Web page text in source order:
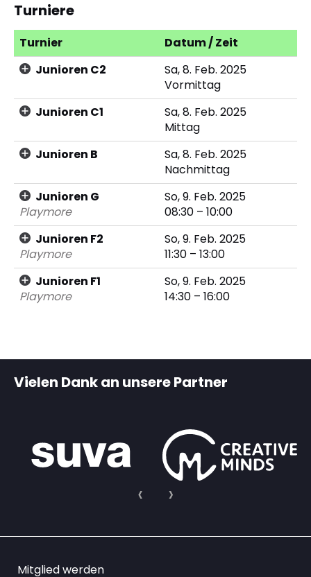
Turniere
Turnier
Datum / Zeit
Junioren C2
Sa, 8. Feb. 2025
Vormittag
Junioren C1
Sa, 8. Feb. 2025
Mittag
Junioren B
Sa, 8. Feb. 2025
Nachmittag
Junioren G
Playmore
So, 9. Feb. 2025
08:30 – 10:00
Junioren F2
Playmore
So, 9. Feb. 2025
11:30 – 13:00
Junioren F1
Playmore
So, 9. Feb. 2025
14:30 – 16:00
Vielen Dank an unsere Partner
Mitglied werden